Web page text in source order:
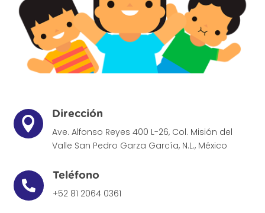

Dirección
Ave. Alfonso Reyes 400 L-26, Col. Misión del
Valle San Pedro Garza García, N.L., México

Teléfono
+52 81 2064 0361